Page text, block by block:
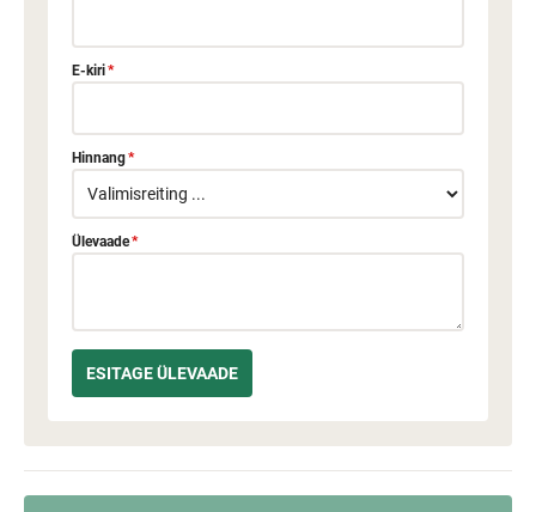
E-kiri*
Hinnang*
Ülevaade*